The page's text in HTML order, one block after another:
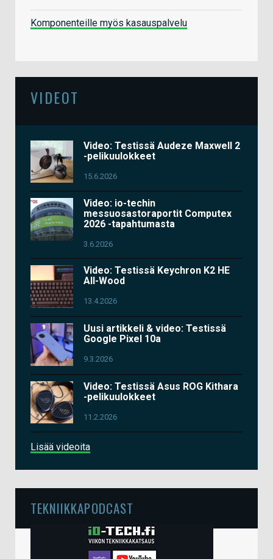
Komponenteille myös kasauspalvelu
VIDEOT
Video: Testissä Audeze Maxwell 2
-pelikuulokkeet
15.6.2026
Video: io-techin
messuosastoraportit Computex
2026 -tapahtumasta
3.6.2026
Video: Testissä Keychron K2 HE
All-Wood
13.4.2026
Uusi artikkeli & video: Testissä
Google Pixel 10a
9.3.2026
Video: Testissä Asus ROG Kithara
-pelikuulokkeet
11.2.2026
Lisää videoita
TEKNIIKKAPODCAST